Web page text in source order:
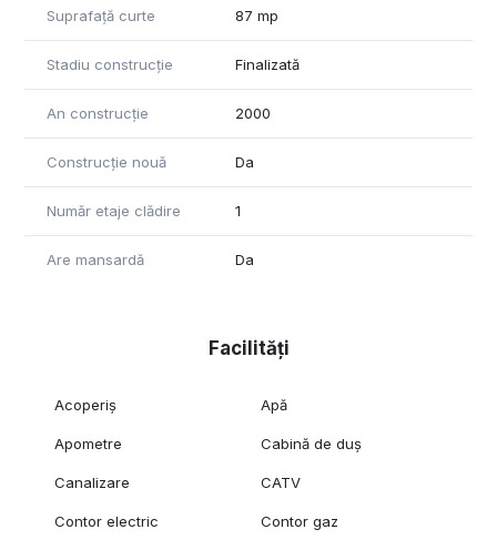
Suprafață curte 87 mp
Stadiu construcție Finalizată
An construcție 2000
Construcție nouă Da
Număr etaje clădire 1
Are mansardă Da
Facilități
Acoperiș Apă
Apometre Cabină de duș
Canalizare CATV
Contor electric Contor gaz